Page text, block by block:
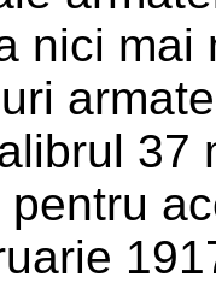
nici
37